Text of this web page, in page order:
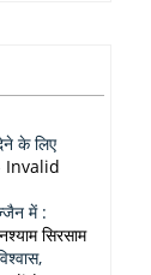
के लिए
Invalid
में :
सिरसाम